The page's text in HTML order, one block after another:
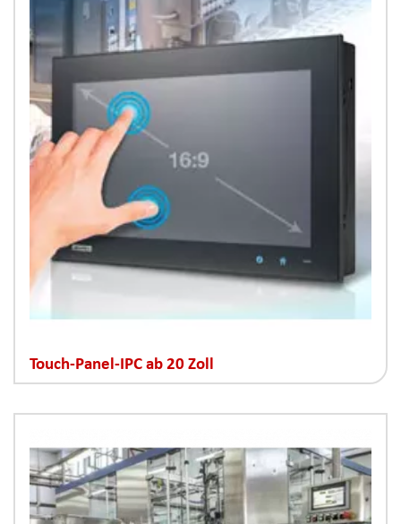
Touch-Panel-IPC ab 20 Zoll